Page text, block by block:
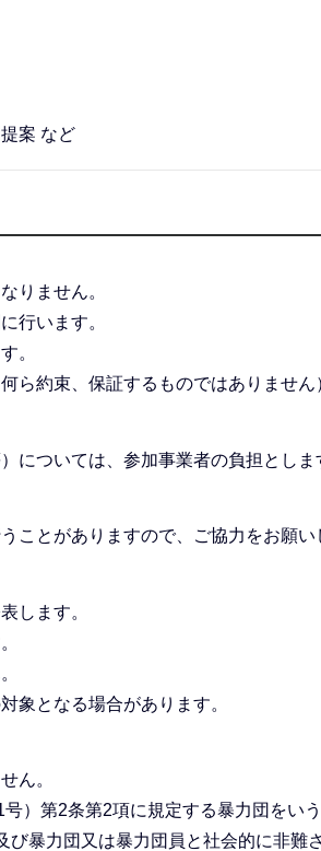
案 など
りません。
行います。
。
ら約束、保証するものではありません
については、参加事業者の負担としま
ことがありますので、ご協力をお願い
します。
象となる場合があります。
ん。
）第2条第2項に規定する暴力団をい
暴力団又は暴力団員と社会的に非難